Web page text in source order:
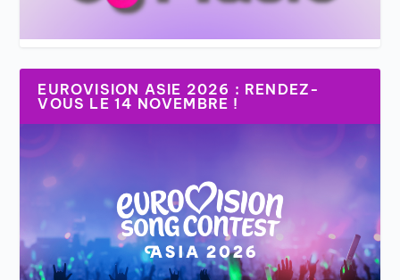
EUROVISION ASIE 2026 : RENDEZ-
VOUS LE 14 NOVEMBRE !